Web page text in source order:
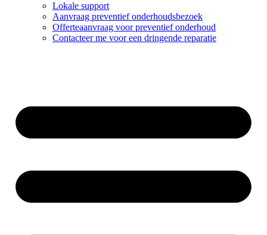
Lokale support
Aanvraag preventief onderhoudsbezoek
Offerteaanvraag voor preventief onderhoud
Contacteer me voor een dringende reparatie